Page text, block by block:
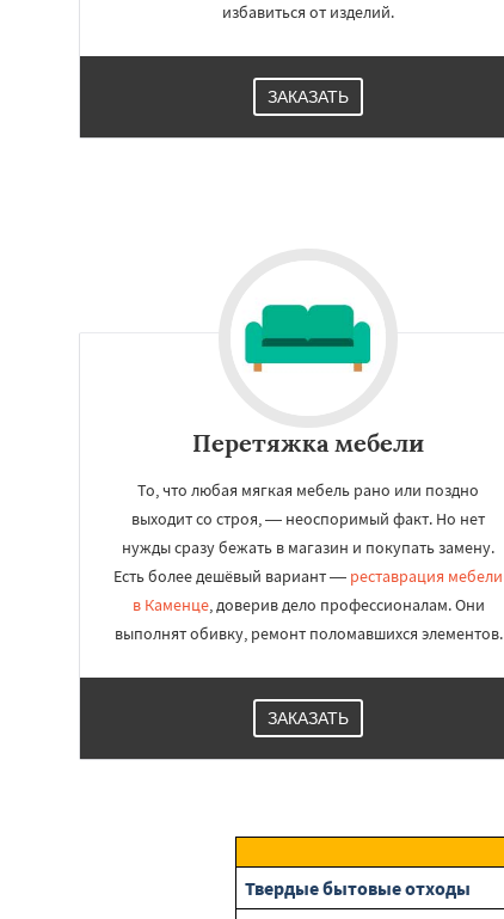
избавиться от изделий.
ЗАКАЗАТЬ
Перетяжка мебели
То, что любая мягкая мебель рано или поздно
выходит со строя, — неоспоримый факт. Но нет
нужды сразу бежать в магазин и покупать замену.
Есть более дешёвый вариант — реставрация мебели
в Каменце, доверив дело профессионалам. Они
выполнят обивку, ремонт поломавшихся элементов.
ЗАКАЗАТЬ
Твердые бытовые отходы